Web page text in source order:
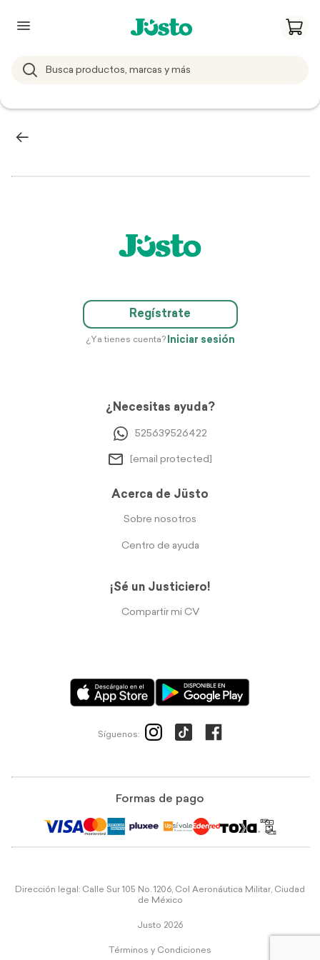
Regístrate
¿Ya tienes cuenta? Iniciar sesión
¿Necesitas ayuda?
525639526422
[email protected]
Acerca de Jüsto
Sobre nosotros
Centro de ayuda
¡Sé un Justiciero!
Compartir mi CV
Síguenos:
Formas de pago
Dirección legal: Calle Sur 105 No. 1206, Col Aeronáutica Militar, Ciudad
de México
Justo 2026
Términos y Condiciones